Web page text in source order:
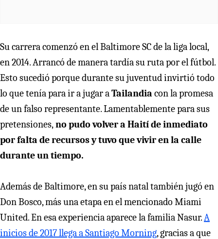
Su carrera comenzó en el Baltimore SC de la liga local,
en 2014. Arrancó de manera tardía su ruta por el fútbol.
Esto sucedió porque durante su juventud invirtió todo
lo que tenía para ir a jugar aTailandia con la promesa
de un falso representante. Lamentablemente para sus
pretensiones,no pudo volver a Haití de inmediato
por falta de recursos y tuvo que vivir en la calle
durante un tiempo.
Además de Baltimore, en su país natal también jugó en
Don Bosco, más una etapa en el mencionado Miami
United. En esa experiencia aparece la familia Nasur.A
inicios de 2017 llega a Santiago Morning, gracias a que